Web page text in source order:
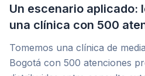
Un escenario aplicado:
una clínica con 500
Tomemos una clínica de
Bogotá con 500 atenciones